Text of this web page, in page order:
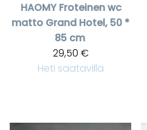
HAOMY Froteinen wc
matto Grand Hotel, 50 *
85 cm
29,50 €
Heti saatavilla